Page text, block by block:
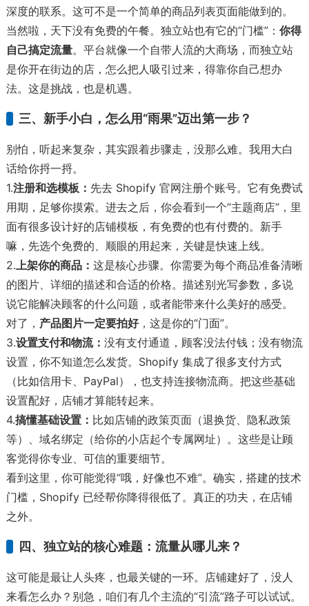
深度的联系。这可不是一个简单的商品列表页面能做到的。
当然啦，天下没有免费的午餐。独立站也有它的“门槛”： 你得
自己搞定流量。平台就像一个自带人流的大商场，而独立站
是你开在街边的店，怎么把人吸引过来，得靠你自己想办
法。这是挑战，也是机遇。
三、新手小白，怎么用“雨果”迈出第一步？
别怕，听起来复杂，其实跟着步骤走，没那么难。我用大白
话给你捋一捋。
1.注册和选模板： 先去 Shopify 官网注册个账号。它有免费试
用期，足够你摸索。进去之后，你会看到一个“主题商店”，里
面有很多设计好的店铺模板，有免费的也有付费的。新手
嘛，先选个免费的、顺眼的用起来，关键是快速上线。
2. 上架你的商品： 这是核心步骤。你需要为每个商品准备清晰
的图片、详细的描述和合适的价格。描述别光写参数，多说
说它能解决顾客的什么问题，或者能带来什么美好的感受。
对了， 产品图片一定要拍好，这是你的“门面”。
3.设置支付和物流： 没有支付通道，顾客没法付钱；没有物流
设置，你不知道怎么发货。Shopify 集成了很多支付方式
（比如信用卡、PayPal），也支持连接物流商。把这些基础
设置配好，店铺才算能转起来。
4.搞懂基础设置： 比如店铺的政策页面（退换货、隐私政策
等）、域名绑定（给你的小店起个专属网址）。这些是让顾
客觉得你专业、可信的重要细节。
看到这里，你可能觉得“哦，好像也不难”。确实，搭建的技术
门槛，Shopify 已经帮你降得很低了。真正的功夫，在店铺
之外。
四、独立站的核心难题：流量从哪儿来？
这可能是最让人头疼，也最关键的一环。店铺建好了，没人
来看怎么办？别急，咱们有几个主流的“引流”路子可以试试。